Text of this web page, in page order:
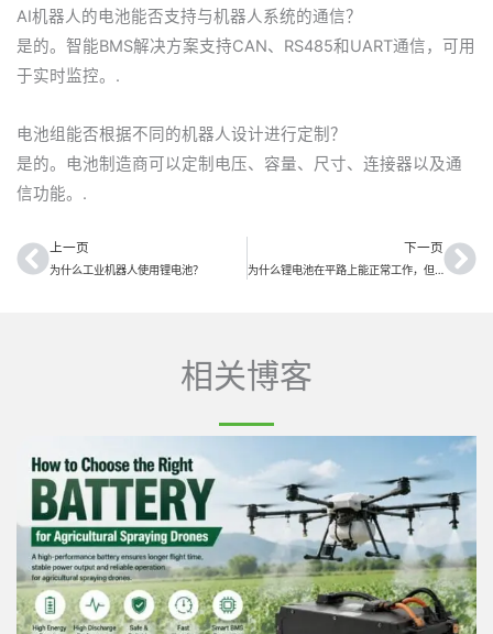
AI机器人的电池能否支持与机器人系统的通信？
是的。智能BMS解决方案支持CAN、RS485和UART通信，可用
于实时监控。.
电池组能否根据不同的机器人设计进行定制？
是的。电池制造商可以定制电压、容量、尺寸、连接器以及通
信功能。.
上一页
上一页
为什么工业机器人使用锂电池？
下一页
为什么锂电池在平路上能正常工作，但上坡时却会没电？ 下
相关博客